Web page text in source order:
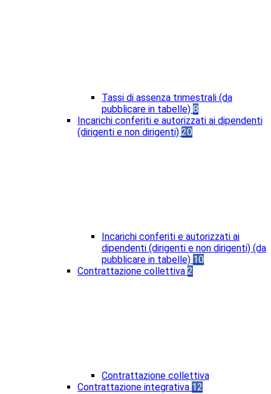
Tassi di assenza trimestrali (da
pubblicare in tabelle) 8
Incarichi conferiti e autorizzati ai dipendenti
(dirigenti e non dirigenti) 20
Incarichi conferiti e autorizzati ai
dipendenti (dirigenti e non dirigenti) (da
pubblicare in tabelle) 10
Contrattazione collettiva 2
Contrattazione collettiva
Contrattazione integrativa 12